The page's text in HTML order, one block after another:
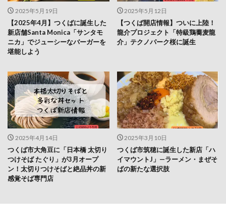
2025年5月19日
【2025年4月】つくばに誕生した
新店舗Santa Monica「サンタモ
ニカ」でジューシーなバーガーを
堪能しよう
2025年5月12日
【つくば開店情報】ついに上陸！
龍介プロジェクト「特級鶏蕎麦龍
介」テクノパーク桜に誕生
2025年4月14日
つくば市大角豆に「日本橋 太切り
つけそば たぐり」が3月オープ
ン！太切りつけそばと絶品丼の新
感覚そば専門店
2025年3月10日
つくば市筑穂に誕生した新店「ハ
イマウントJ」—ラーメン・まぜそ
ばの新たな選択肢